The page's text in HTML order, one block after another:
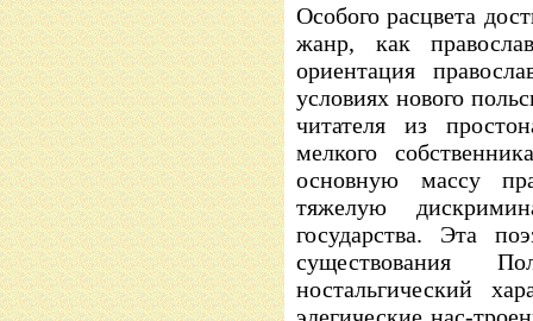
Особого расцвета
жанр, как
ориентация
условиях нового
читателя из
мелкого
основную массу
тяжелую
государства. Эта
существования
ностальгический